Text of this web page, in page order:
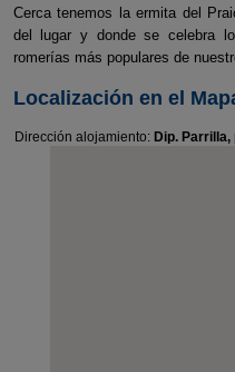
Cerca tenemos la ermita del
del lugar y donde se celebra
romerías más populares de
Localización en el
Dirección alojamiento: Dip.